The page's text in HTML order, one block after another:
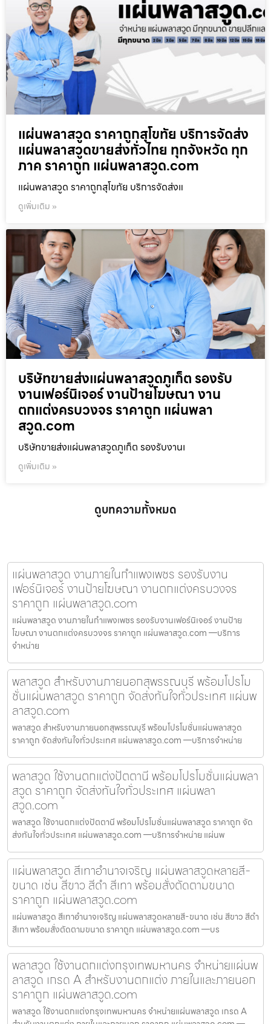
แผ่นพลาสวูด ราคาถูกสุโขทัย บริการจัดส่ง
แผ่นพลาสวูดขายส่งทั่วไทย ทุกจังหวัด ทุก
ภาค ราคาถูก แผ่นพลาสวูด.com
แผ่นพลาสวูด ราคาถูกสุโขทัย บริการจัดส่งแ
ดูเพิ่มเติม »
บริษัทขายส่งแผ่นพลาสวูดภูเก็ต รองรับ
งานเฟอร์นิเจอร์ งานป้ายโฆษณา งาน
ตกแต่งครบวงจร ราคาถูก แผ่นพลา
สวูด.com
บริษัทขายส่งแผ่นพลาสวูดภูเก็ต รองรับงานเ
ดูเพิ่มเติม »
ดูบทความทั้งหมด
แผ่นพลาสวูด งานภายในกำแพงเพชร รองรับงาน
เฟอร์นิเจอร์ งานป้ายโฆษณา งานตกแต่งครบวงจร
ราคาถูก แผ่นพลาสวูด.com
แผ่นพลาสวูด งานภายในกำแพงเพชร รองรับงานเฟอร์นิเจอร์ งานป้าย
โฆษณา งานตกแต่งครบวงจร ราคาถูก แผ่นพลาสวูด.com —บริการ
จำหน่าย
พลาสวูด สำหรับงานภายนอกสุพรรณบุรี พร้อมโปรโม
ชั่นแผ่นพลาสวูด ราคาถูก จัดส่งทันใจทั่วประเทศ แผ่นพ
ลาสวูด.com
พลาสวูด สำหรับงานภายนอกสุพรรณบุรี พร้อมโปรโมชั่นแผ่นพลาสวูด
ราคาถูก จัดส่งทันใจทั่วประเทศ แผ่นพลาสวูด.com —บริการจำหน่าย
พลาสวูด ใช้งานตกแต่งปัตตานี พร้อมโปรโมชั่นแผ่นพลา
สวูด ราคาถูก จัดส่งทันใจทั่วประเทศ แผ่นพลา
สวูด.com
พลาสวูด ใช้งานตกแต่งปัตตานี พร้อมโปรโมชั่นแผ่นพลาสวูด ราคาถูก จัด
ส่งทันใจทั่วประเทศ แผ่นพลาสวูด.com —บริการจำหน่าย แผ่นพ
แผ่นพลาสวูด สีเทาอำนาจเจริญ แผ่นพลาสวูดหลายสี-
ขนาด เช่น สีขาว สีดำ สีเทา พร้อมสั่งตัดตามขนาด
ราคาถูก แผ่นพลาสวูด.com
แผ่นพลาสวูด สีเทาอำนาจเจริญ แผ่นพลาสวูดหลายสี-ขนาด เช่น สีขาว สีดำ
สีเทา พร้อมสั่งตัดตามขนาด ราคาถูก แผ่นพลาสวูด.com —บร
พลาสวูด ใช้งานตกแต่งกรุงเทพมหานคร จำหน่ายแผ่นพ
ลาสวูด เกรด A สำหรับงานตกแต่ง ภายในและภายนอก
ราคาถูก แผ่นพลาสวูด.com
พลาสวูด ใช้งานตกแต่งกรุงเทพมหานคร จำหน่ายแผ่นพลาสวูด เกรด A